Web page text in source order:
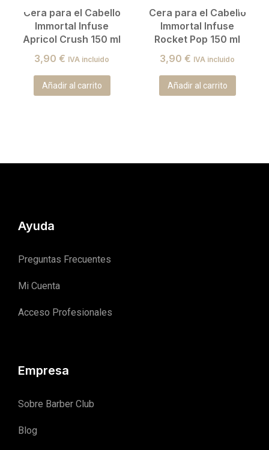
Cera para el Cabello
Immortal Infuse
Apricol Crush 150 ml
3,90 € IVA incluido
Añadir al carrito
Cera para el Cabello
Immortal Infuse
Rocket Pop 150 ml
3,90 € IVA incluido
Añadir al carrito
Ayuda
Preguntas Frecuentes
Mi Cuenta
Acceso Profesionales
Empresa
Sobre Barber Club
Blog